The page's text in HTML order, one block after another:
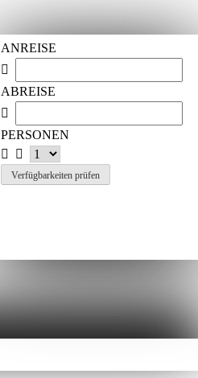
ANREISE
ABREISE
PERSONEN
Verfügbarkeiten prüfen